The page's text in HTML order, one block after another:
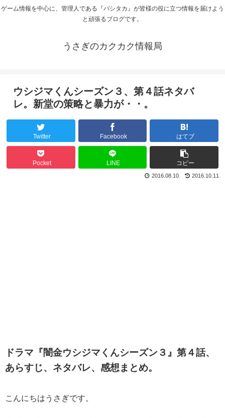
ゲーム情報を中心に、管理人である『バシタカ』が皆様の役に立つ情報を届けよう
と頑張るブログです。
うさぎのカクカク情報局
ウシジマくんシーズン３、第４話ネタバ
レ。新堂の策略と暴力が・・。
Twitter Facebook はてブ
Pocket LINE コピー
2016.10.11
2016.08.10
ドラマ『闇金ウシジマくんシーズン３』第４話、
あらすじ、ネタバレ、感想まとめ。
こんにちはうさぎです。